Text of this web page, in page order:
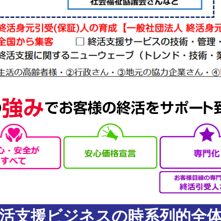
支援ビジネスの時系列的全